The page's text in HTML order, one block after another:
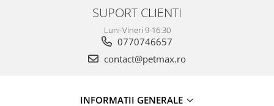
SUPORT CLIENTI
Luni-Vineri 9-16:30
0770746657
contact@petmax.ro
INFORMATII GENERALE